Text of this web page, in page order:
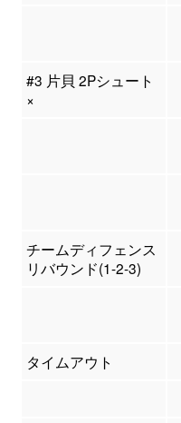
#3 片貝 2Pシュート
×
チームディフェンス
リバウンド(1-2-3)
タイムアウト